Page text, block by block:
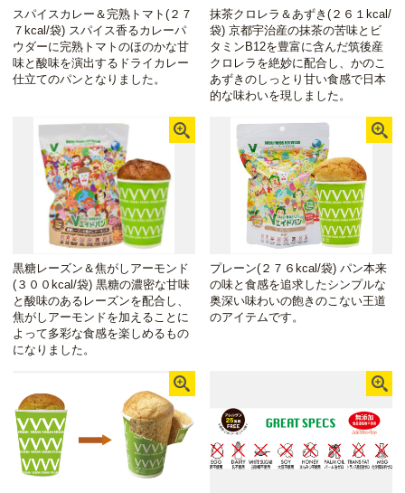
スパイスカレー＆完熟トマト(２７
７kcal/袋) スパイス香るカレーパ
ウダーに完熟トマトのほのかな甘
味と酸味を演出するドライカレー
仕立てのパンとなりました。
抹茶クロレラ＆あずき(２６１kcal/
袋) 京都宇治産の抹茶の苦味とビ
タミンB12を豊富に含んだ筑後産
クロレラを絶妙に配合し、かのこ
あずきのしっとり甘い食感で日本
的な味わいを現しました。
黒糖レーズン＆焦がしアーモンド
(３００kcal/袋) 黒糖の濃密な甘味
と酸味のあるレーズンを配合し、
焦がしアーモンドを加えることに
よって多彩な食感を楽しめるもの
になりました。
プレーン(２７６kcal/袋) パン本来
の味と食感を追求したシンプルな
奥深い味わいの飽きのこない王道
のアイテムです。